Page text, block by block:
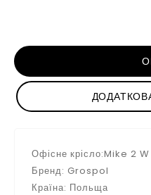
Офісне крісло:Mike 2
Бренд: Grospol
Країна: Польща